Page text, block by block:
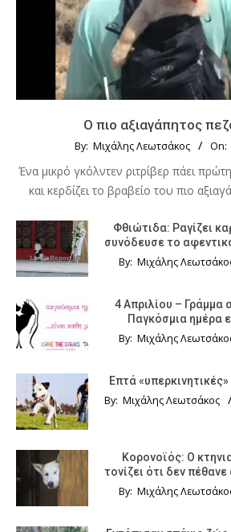
Ο πιο αξιαγάπητος
By: Μιχάλης Λεωτσάκος On:
Ένα μικρό γκόλντεν ριτρίβερ πάει
και κερδίζει το βραβείο του πιο
Φθιώτιδα: Ραγίζει
συνόδευσε το
By: Μιχάλης
4 Απριλίου – Γράμμα
Παγκόσμια ημέρα
By: Μιχάλης
Επτά
By: Μιχάλης Λεωτσάκος
Κορονοϊός: Ο
τονίζει ότι δεν
By: Μιχάλης